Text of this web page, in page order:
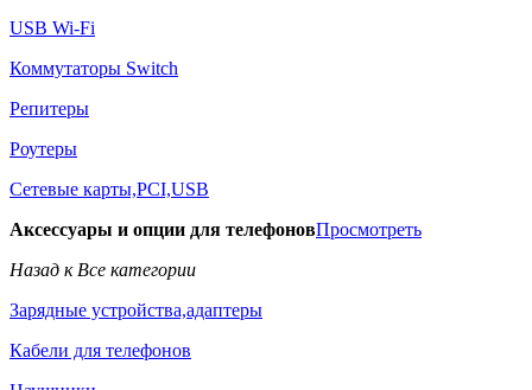
USB Wi-Fi
Коммутаторы Switch
Репитеры
Роутеры
Сетевые карты,PCI,USB
Аксессуары и опции для телефоновПросмотреть
Назад к Все категории
Зарядные устройства,адаптеры
Кабели для телефонов